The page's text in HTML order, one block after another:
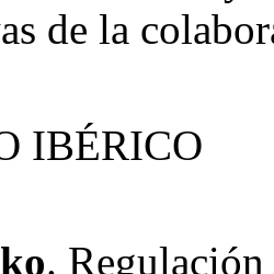
de la
IBÉRICO
.